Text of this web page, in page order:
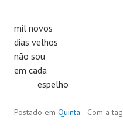
mil novos
dias velhos
não sou
em cada
espelho
Postado em Quinta Com a tag